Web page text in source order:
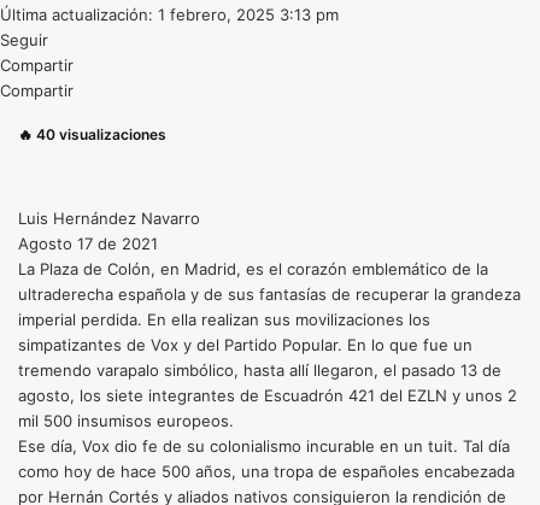
Última actualización: 1 febrero, 2025 3:13 pm
Seguir
Compartir
Compartir
🔥 40 visualizaciones
Luis Hernández Navarro
Agosto 17 de 2021
La Plaza de Colón, en Madrid, es el corazón emblemático de la
ultraderecha española y de sus fantasías de recuperar la grandeza
imperial perdida. En ella realizan sus movilizaciones los
simpatizantes de Vox y del Partido Popular. En lo que fue un
tremendo varapalo simbólico, hasta allí llegaron, el pasado 13 de
agosto, los siete integrantes de Escuadrón 421 del EZLN y unos 2
mil 500 insumisos europeos.
Ese día, Vox dio fe de su colonialismo incurable en un tuit. Tal día
como hoy de hace 500 años, una tropa de españoles encabezada
por Hernán Cortés y aliados nativos consiguieron la rendición de